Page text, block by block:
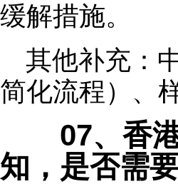
缓解措施。
其他补充：
简化流程）、
07、香港
知，是否需